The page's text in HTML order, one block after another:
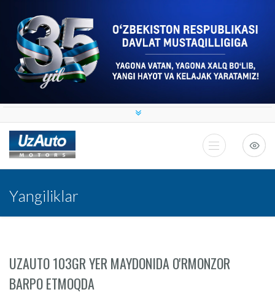
Yangiliklar
UZAUTO 103GR YER MAYDONIDA O'RMONZOR
BARPO ETMOQDA